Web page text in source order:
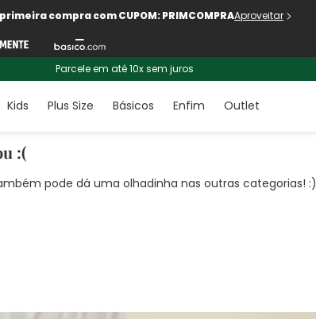
primeira compra com CUPOM: PRIMCOMPRAAproveitar
Parcele em até 10x sem juros
Kids Plus Size Básicos Enfim Outlet
:(
pode dá uma olhadinha nas outras categorias! :)